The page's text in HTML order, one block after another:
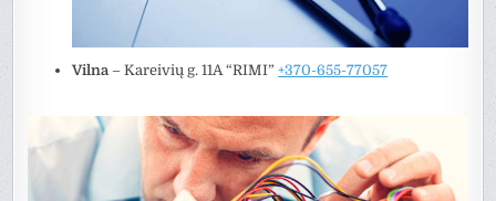
Vilna – Kareivių g. 11A “RIMI”+370-655-77057